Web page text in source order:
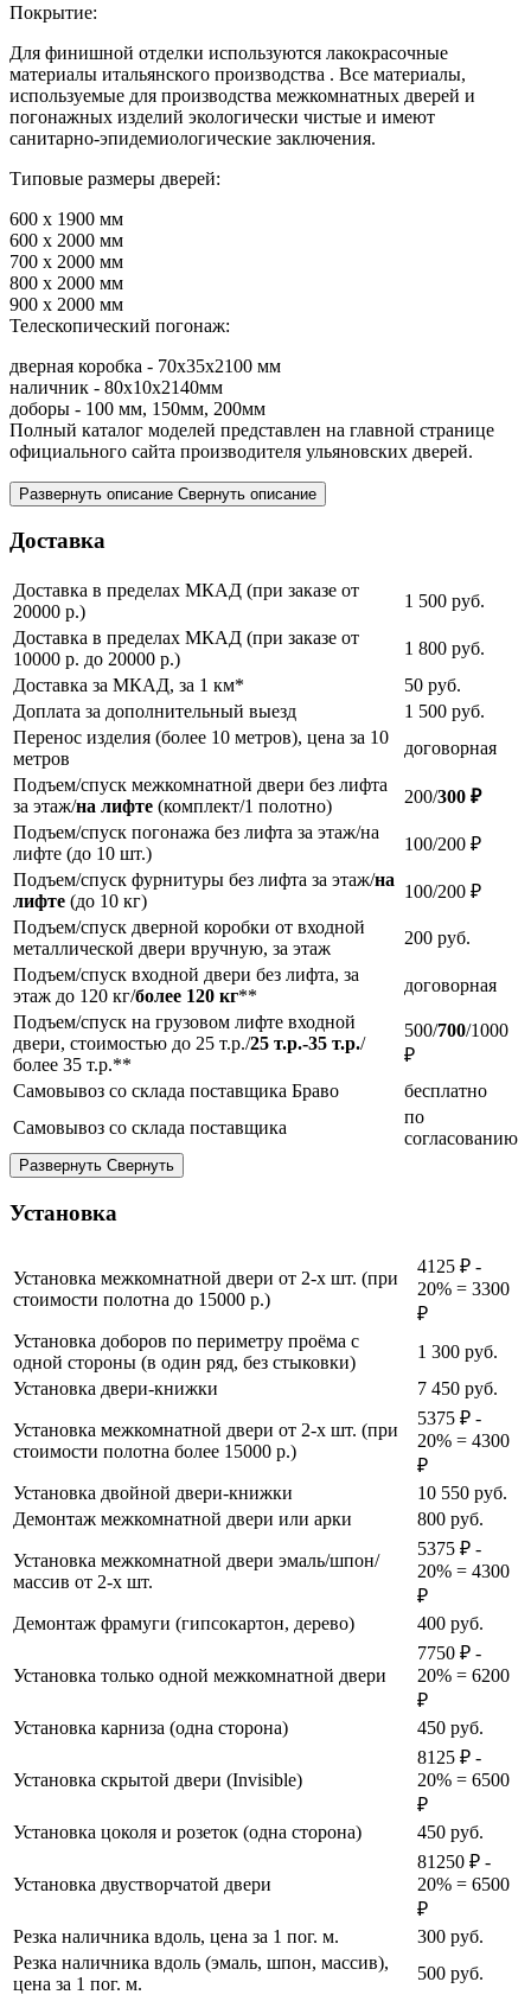
Покрытие:
Для финишной отделки используются лакокрасочные
материалы итальянского производства . Все материалы,
используемые для производства межкомнатных дверей и
погонажных изделий экологически чистые и имеют
санитарно-эпидемиологические заключения.
Типовые размеры дверей:
600 х 1900 мм
600 х 2000 мм
700 х 2000 мм
800 х 2000 мм
900 х 2000 мм
Телескопический погонаж:
дверная коробка - 70х35х2100 мм
наличник - 80х10х2140мм
доборы - 100 мм, 150мм, 200мм
Полный каталог моделей представлен на главной странице
официального сайта производителя ульяновских дверей.
Развернуть описание Свернуть описание
Доставка
Доставка в пределах МКАД (при заказе от
20000 р.)
1 500 руб.
Доставка в пределах МКАД (при заказе от
10000 р. до 20000 р.)
1 800 руб.
Доставка за МКАД, за 1 км*
50 руб.
Доплата за дополнительный выезд
1 500 руб.
Перенос изделия (более 10 метров), цена за 10
метров
договорная
Подъем/спуск межкомнатной двери без лифта
за этаж/на лифте (комплект/1 полотно) 200/300 ₽
Подъем/спуск погонажа без лифта за этаж/на
лифте (до 10 шт.)
100/200 ₽
Подъем/спуск фурнитуры без лифта за этаж/на
лифте (до 10 кг)
100/200 ₽
Подъем/спуск дверной коробки от входной
металлической двери вручную, за этаж
200 руб.
Подъем/спуск входной двери без лифта, за
этаж до 120 кг/более 120 кг**
договорная
Подъем/спуск на грузовом лифте входной
двери, стоимостью до 25 т.р./25 т.р.-35 т.р./
более 35 т.р.**
500/700/1000
₽
Самовывоз со склада поставщика Браво
бесплатно
Самовывоз со склада поставщика
по
согласованию
Развернуть Свернуть
Установка
Установка межкомнатной двери от 2-х шт. (при
стоимости полотна до 15000 р.)
4125 ₽ -
20% = 3300
₽
Установка доборов по периметру проёма с
одной стороны (в один ряд, без стыковки)
1 300 руб.
Установка двери-книжки
7 450 руб.
Установка межкомнатной двери от 2-х шт. (при
стоимости полотна более 15000 р.)
5375 ₽ -
20% = 4300
₽
Установка двойной двери-книжки
10 550 руб.
Демонтаж межкомнатной двери или арки
800 руб.
Установка межкомнатной двери эмаль/шпон/
массив от 2-х шт.
5375 ₽ -
20% = 4300
₽
Демонтаж фрамуги (гипсокартон, дерево)
400 руб.
Установка только одной межкомнатной двери
7750 ₽ -
20% = 6200
₽
Установка карниза (одна сторона)
450 руб.
Установка скрытой двери (Invisible)
8125 ₽ -
20% = 6500
₽
Установка цоколя и розеток (одна сторона)
450 руб.
Установка двустворчатой двери
81250 ₽ -
20% = 6500
₽
Резка наличника вдоль, цена за 1 пог. м.
300 руб.
Резка наличника вдоль (эмаль, шпон, массив),
цена за 1 пог. м.
500 руб.